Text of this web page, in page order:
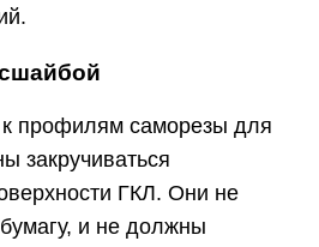
профилям саморезы для
закручиваться
ГКЛ. Они не
и не должны